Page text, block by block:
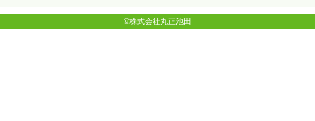
©株式会社丸正池田